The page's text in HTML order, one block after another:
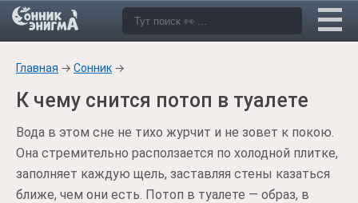
Главная → Сонник →
К чему снится потоп в туалете
Вода в этом сне не тихо журчит и не зовет к покою.
Она стремительно расползается по холодной плитке,
заполняет каждую щель, заставляя стены казаться
ближе, чем они есть. Потоп в туалете — образ, в